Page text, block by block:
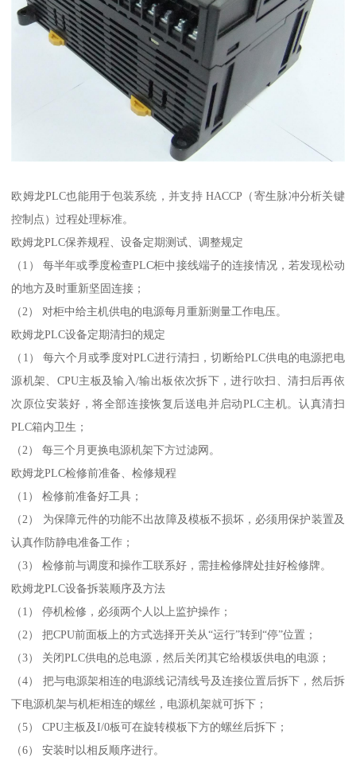
欧姆龙PLC也能用于包装系统，并支持 HACCP（寄生脉冲分析关键
控制点）过程处理标准。
欧姆龙PLC保养规程、设备定期测试、调整规定
（1） 每半年或季度检查PLC柜中接线端子的连接情况，若发现松动
的地方及时重新坚固连接；
（2） 对柜中给主机供电的电源每月重新测量工作电压。
欧姆龙PLC设备定期清扫的规定
（1） 每六个月或季度对PLC进行清扫，切断给PLC供电的电源把电
源机架、CPU主板及输入/输出板依次拆下，进行吹扫、清扫后再依
次原位安装好，将全部连接恢复后送电并启动PLC主机。认真清扫
PLC箱内卫生；
（2） 每三个月更换电源机架下方过滤网。
欧姆龙PLC检修前准备、检修规程
（1） 检修前准备好工具；
（2） 为保障元件的功能不出故障及模板不损坏，必须用保护装置及
认真作防静电准备工作；
（3） 检修前与调度和操作工联系好，需挂检修牌处挂好检修牌。
欧姆龙PLC设备拆装顺序及方法
（1） 停机检修，必须两个人以上监护操作；
（2） 把CPU前面板上的方式选择开关从“运行”转到“停”位置；
（3） 关闭PLC供电的总电源，然后关闭其它给模坂供电的电源；
（4） 把与电源架相连的电源线记清线号及连接位置后拆下，然后拆
下电源机架与机柜相连的螺丝，电源机架就可拆下；
（5） CPU主板及I/0板可在旋转模板下方的螺丝后拆下；
（6） 安装时以相反顺序进行。